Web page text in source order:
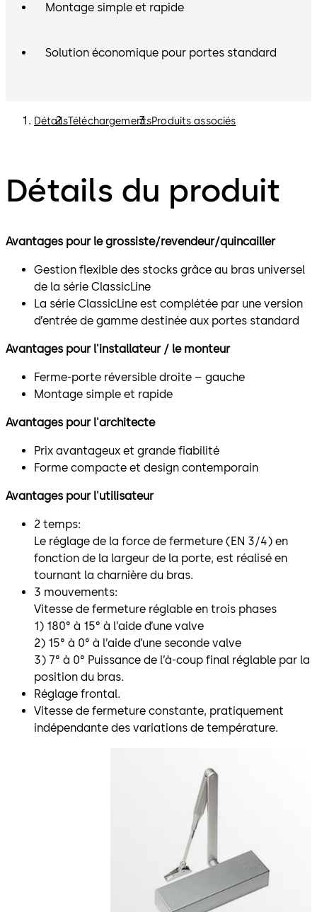
Montage simple et rapide
Solution économique pour portes standard
DétailsTéléchargementsProduits associés
Détails du produit
Avantages pour le grossiste/revendeur/quincailler
Gestion flexible des stocks grâce au bras universel
de la série ClassicLine
La série ClassicLine est complétée par une version
d’entrée de gamme destinée aux portes standard
Avantages pour l'installateur / le monteur
Ferme-porte réversible droite – gauche
Montage simple et rapide
Avantages pour l'architecte
Prix avantageux et grande fiabilité
Forme compacte et design contemporain
Avantages pour l'utilisateur
2 temps:
Le réglage de la force de fermeture (EN 3/4) en
fonction de la largeur de la porte, est réalisé en
tournant la charnière du bras.
3 mouvements:
Vitesse de fermeture réglable en trois phases
1) 180° à 15° à l’aide d’une valve
2) 15° à 0° à l’aide d’une seconde valve
3) 7° à 0° Puissance de l’à-coup final réglable par la
position du bras.
Réglage frontal.
Vitesse de fermeture constante, pratiquement
indépendante des variations de température.